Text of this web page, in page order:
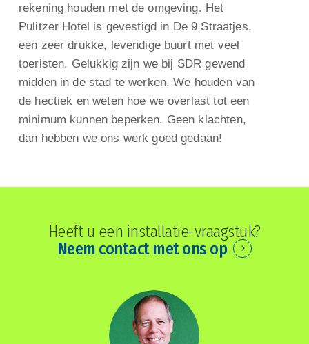
rekening houden met de omgeving. Het
Pulitzer Hotel is gevestigd in De 9 Straatjes,
een zeer drukke, levendige buurt met veel
toeristen. Gelukkig zijn we bij SDR gewend
midden in de stad te werken. We houden van
de hectiek en weten hoe we overlast tot een
minimum kunnen beperken. Geen klachten,
dan hebben we ons werk goed gedaan!
Heeft u een installatie-vraagstuk?
Neem contact met ons op